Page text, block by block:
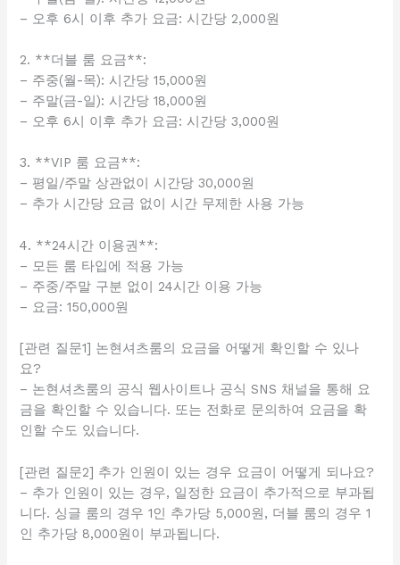
– 오후 6시 이후 추가 요금: 시간당 2,000원
2. **더블 룸 요금**:
– 주중(월-목): 시간당 15,000원
– 주말(금-일): 시간당 18,000원
– 오후 6시 이후 추가 요금: 시간당 3,000원
3. **VIP 룸 요금**:
– 평일/주말 상관없이 시간당 30,000원
– 추가 시간당 요금 없이 시간 무제한 사용 가능
4. **24시간 이용권**:
– 모든 룸 타입에 적용 가능
– 주중/주말 구분 없이 24시간 이용 가능
– 요금: 150,000원
[관련 질문1] 논현셔츠룸의 요금을 어떻게 확인할 수 있나
요?
– 논현셔츠룸의 공식 웹사이트나 공식 SNS 채널을 통해 요
금을 확인할 수 있습니다. 또는 전화로 문의하여 요금을 확
인할 수도 있습니다.
[관련 질문2] 추가 인원이 있는 경우 요금이 어떻게 되나요?
– 추가 인원이 있는 경우, 일정한 요금이 추가적으로 부과됩
니다. 싱글 룸의 경우 1인 추가당 5,000원, 더블 룸의 경우 1
인 추가당 8,000원이 부과됩니다.